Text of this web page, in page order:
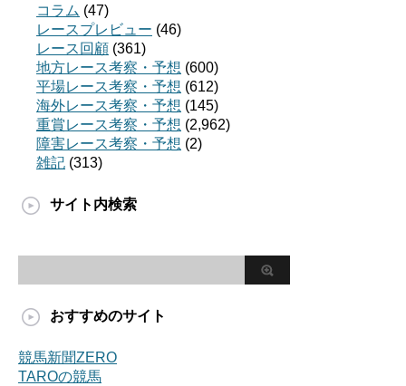
コラム (47)
レースプレビュー (46)
レース回顧 (361)
地方レース考察・予想 (600)
平場レース考察・予想 (612)
海外レース考察・予想 (145)
重賞レース考察・予想 (2,962)
障害レース考察・予想 (2)
雑記 (313)
サイト内検索
おすすめのサイト
競馬新聞ZERO
TAROの競馬